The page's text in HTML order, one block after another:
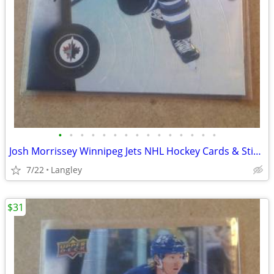
• • • • • • • • • • • • • • •
Josh Morrissey Winnipeg Jets NHL Hockey Cards & Sticker
7/22 Langley
$31